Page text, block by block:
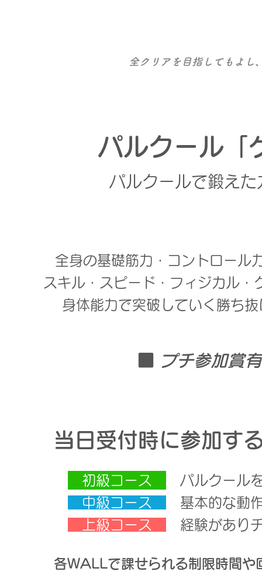
全クリアを目指してもよし
パルクール「
パルクールで鍛えた
全身の基礎筋力・コントロール
スキル・スピード・フィジカル
身体能力で突破していく勝ち
プチ参加
当日受付時に参加す
初級コース
パルクール
中級コース
基本的な動
上級コース
経験があり
各WALLで課せられる制限時間や